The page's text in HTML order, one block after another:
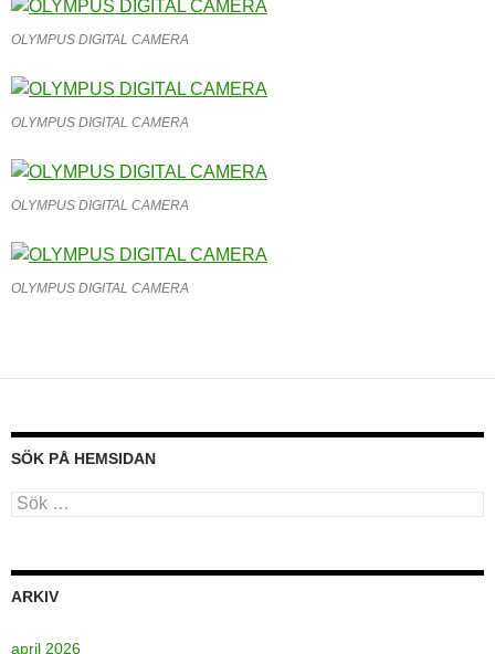
OLYMPUS DIGITAL CAMERA
OLYMPUS DIGITAL CAMERA
OLYMPUS DIGITAL CAMERA
OLYMPUS DIGITAL CAMERA
SÖK PÅ HEMSIDAN
Sök
efter:
ARKIV
april 2026